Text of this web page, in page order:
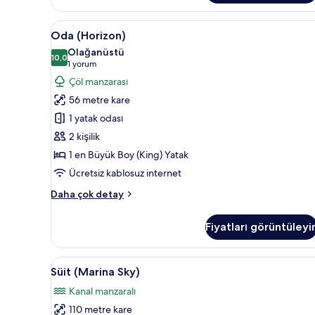
Oda
(Horizon)
için
tüm
fotoğrafları
görün
Oda (Horizon) | 1 yatak
6
Oda (Horizon)
10,010,0 / 10
Olağanüstü
1 yorum
(1
yorum)
Çöl manzarası
56 metre kare
1 yatak odası
2 kişilik
1 en Büyük Boy (King) Yatak
Ücretsiz kablosuz internet
Daha çok detay
Oda
fazla
detay
Fiyatları
Süit
(Marina
Sky)
1 yatak odası, anti alerjik yatak
10
Süit (Marina Sky)
Kanal manzaralı
110 metre kare